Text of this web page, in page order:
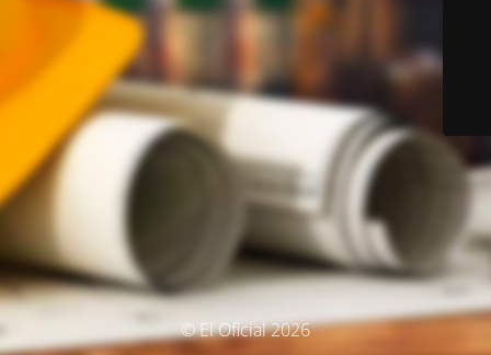
© El Oficial 2026